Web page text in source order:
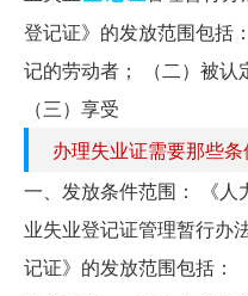
登记证》的发放范围包括
记的劳动者； （二）被认
（三）享受
办理失业证需要那些
一、发放条件范围： 《
业失业登记证管理暂行办
记证》的发放范围包括：